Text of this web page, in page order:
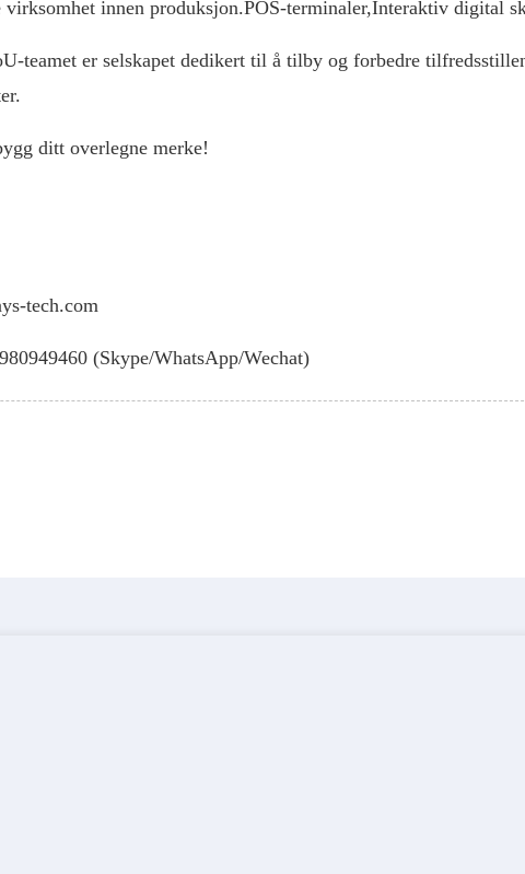
virksomhet innen produksjon.POS-terminaler,Interaktiv digital
teamet er selskapet dedikert til å tilby og forbedre
ditt overlegne merke!
tech.com
(Skype/WhatsApp/Wechat)